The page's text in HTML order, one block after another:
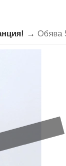
→ Обява